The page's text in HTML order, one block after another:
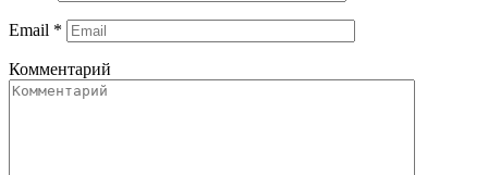
Email *
Комментарий